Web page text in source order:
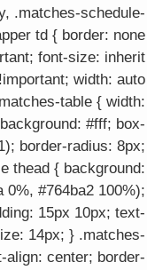
.matches-schedule-
td { border: none
font-size: inherit
width: auto
table { width:
#fff; box-
border-radius: 8px;
thead { background:
0%, #764ba2 100%);
15px 10px; text-
14px; } .matches-
align: center; border-